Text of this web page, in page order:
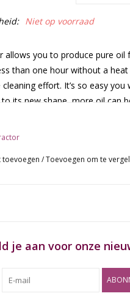
Niet op voorraad
allows you to produce pure oil
than one hour without a
effort. It’s so easy you
to its new shape, more oil can
toevoegen /Toevoegen om te
je aan voor onze